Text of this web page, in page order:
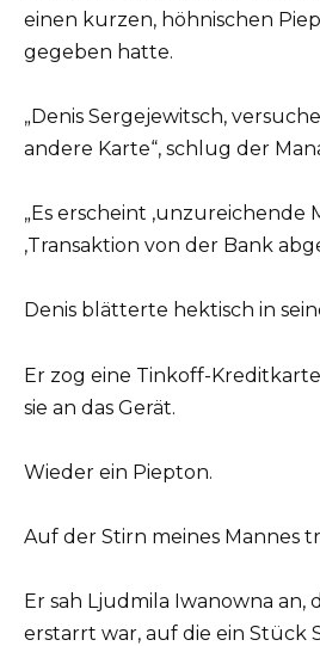
einen kurzen, höhnischen
gegeben hatte.
„Denis Sergejewitsch,
andere Karte“, schlug der
„Es erscheint ‚unzureichende
‚Transaktion von der Bank
Denis blätterte hektisch in
Er zog eine Tinkoff-
sie an das Gerät.
Wieder ein Piepton.
Auf der Stirn meines Mannes
Er sah Ljudmila Iwanowna an,
erstarrt war, auf die ein Stück